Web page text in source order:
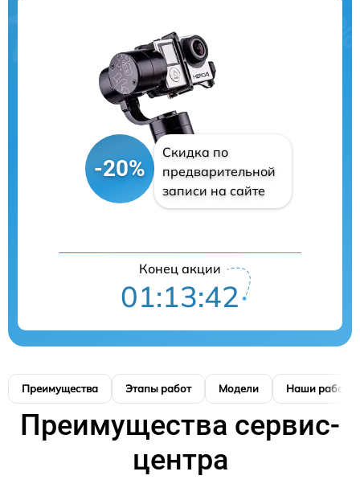
-20%
Скидка по
предварительной
записи на сайте
Конец акции
01:13:41
Преимущества Этапы работ Модели Наши работы
Преимущества сервис-
центра